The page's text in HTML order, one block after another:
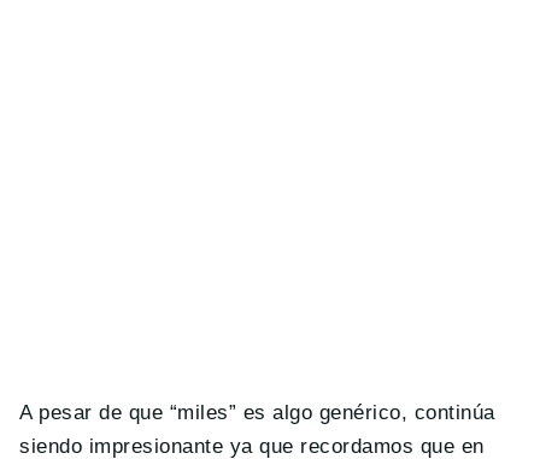
A pesar de que “miles” es algo genérico, continúa
siendo impresionante ya que recordamos que en